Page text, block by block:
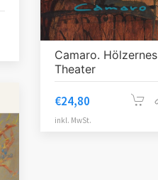
Camaro. Hölzernes
Theater
€24,80
inkl. MwSt.